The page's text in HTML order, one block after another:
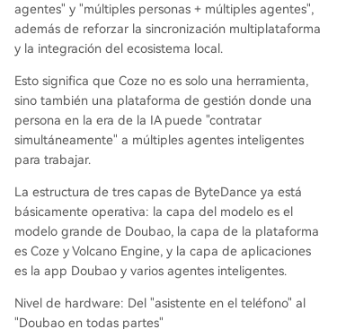
agentes" y "múltiples personas + múltiples agentes",
además de reforzar la sincronización multiplataforma
y la integración del ecosistema local.
Esto significa que Coze no es solo una herramienta,
sino también una plataforma de gestión donde una
persona en la era de la IA puede "contratar
simultáneamente" a múltiples agentes inteligentes
para trabajar.
La estructura de tres capas de ByteDance ya está
básicamente operativa: la capa del modelo es el
modelo grande de Doubao, la capa de la plataforma
es Coze y Volcano Engine, y la capa de aplicaciones
es la app Doubao y varios agentes inteligentes.
Nivel de hardware: Del "asistente en el teléfono" al
"Doubao en todas partes"